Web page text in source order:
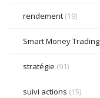
rendement (19)
Smart Money Trading
stratégie (91)
suivi actions (15)